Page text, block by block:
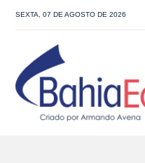
SEXTA, 07 DE AGOSTO DE 2026